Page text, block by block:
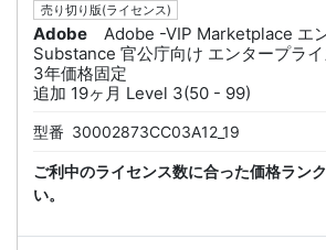
売り切り版(ライセンス)
Adobe
Adobe -VIP Marketplace エ
Substance 官公庁向け エンタープラ
3年価格固定
追加 19ヶ月 Level 3(50 - 99)
型番 30002873CC03A12_19
ご利中のライセンス数に合った価格ラン
い。